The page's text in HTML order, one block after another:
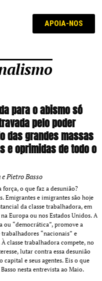
APOIA-NOS
para o abismo só
pelo poder
das grandes massas
e oprimidas de todo o
Pietro Basso
força, o que faz a desunião?
Emigrantes e imigrantes são hoje
da classe trabalhadora, em
Europa ou nos Estados Unidos. A
ou “democrática”, promove a
“nacionais” e
À classe trabalhadora compete, no
lutar contra essa desunião
capital e seus agentes. Eis o que
nesta entrevista ao Maio.